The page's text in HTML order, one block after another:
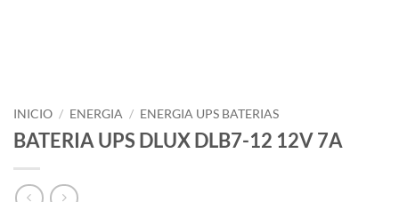
INICIO / ENERGIA / ENERGIA UPS BATERIAS
BATERIA UPS DLUX DLB7-12 12V 7A